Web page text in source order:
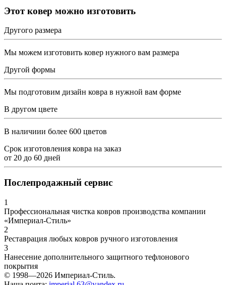
Этот ковер можно изготовить
Другого размера
Мы можем изготовить ковер нужного вам размера
Другой формы
Мы подготовим дизайн ковра в нужной вам форме
В другом цвете
В наличиии более 600 цветов
Срок изготовления ковра на заказ
от 20 до 60 дней
Послепродажный сервис
1
Профессиональная чистка ковров производства компании
«Империал-Стиль»
2
Реставрация любых ковров ручного изготовления
3
Нанесение дополнительного защитного тефлонового
покрытия
© 1998—2026 Империал-Стиль.